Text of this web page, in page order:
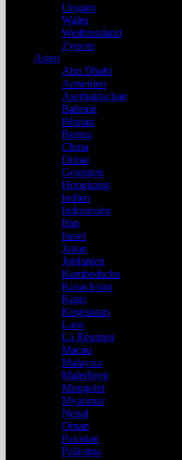
Ungarn
Wales
Weißrussland
Zypern
Asien
Abu Dhabi
Armenien
Aserbaidschan
Bahrain
Bhutan
Burma
China
Dubai
Georgien
Hongkong
Indien
Indonesien
Iran
Israel
Japan
Jordanien
Kambodscha
Kasachstan
Katar
Kirgisistan
Laos
La Réunion
Macau
Malaysia
Malediven
Mongolei
Myanmar
Nepal
Oman
Pakistan
Palästina